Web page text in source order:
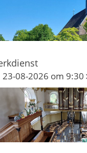
23-08-2026 om 9:30